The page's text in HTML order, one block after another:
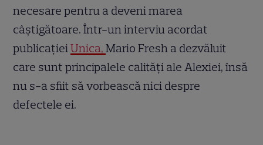
necesare pentru a deveni marea
câștigătoare. Într-un interviu acordat
publicațieiUnica,Mario Fresh a dezvăluit
care sunt principalele calități ale Alexiei, însă
nu s-a sfiit să vorbească nici despre
defectele ei.